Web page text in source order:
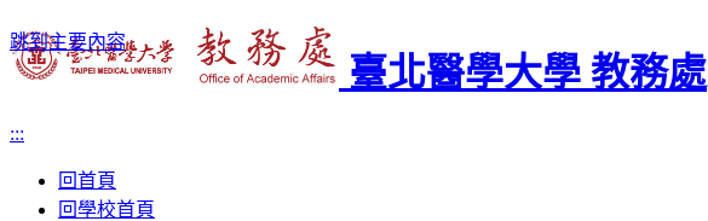
跳到主要內容
臺北醫學大學 教務處
:::
回首頁
回學校首頁